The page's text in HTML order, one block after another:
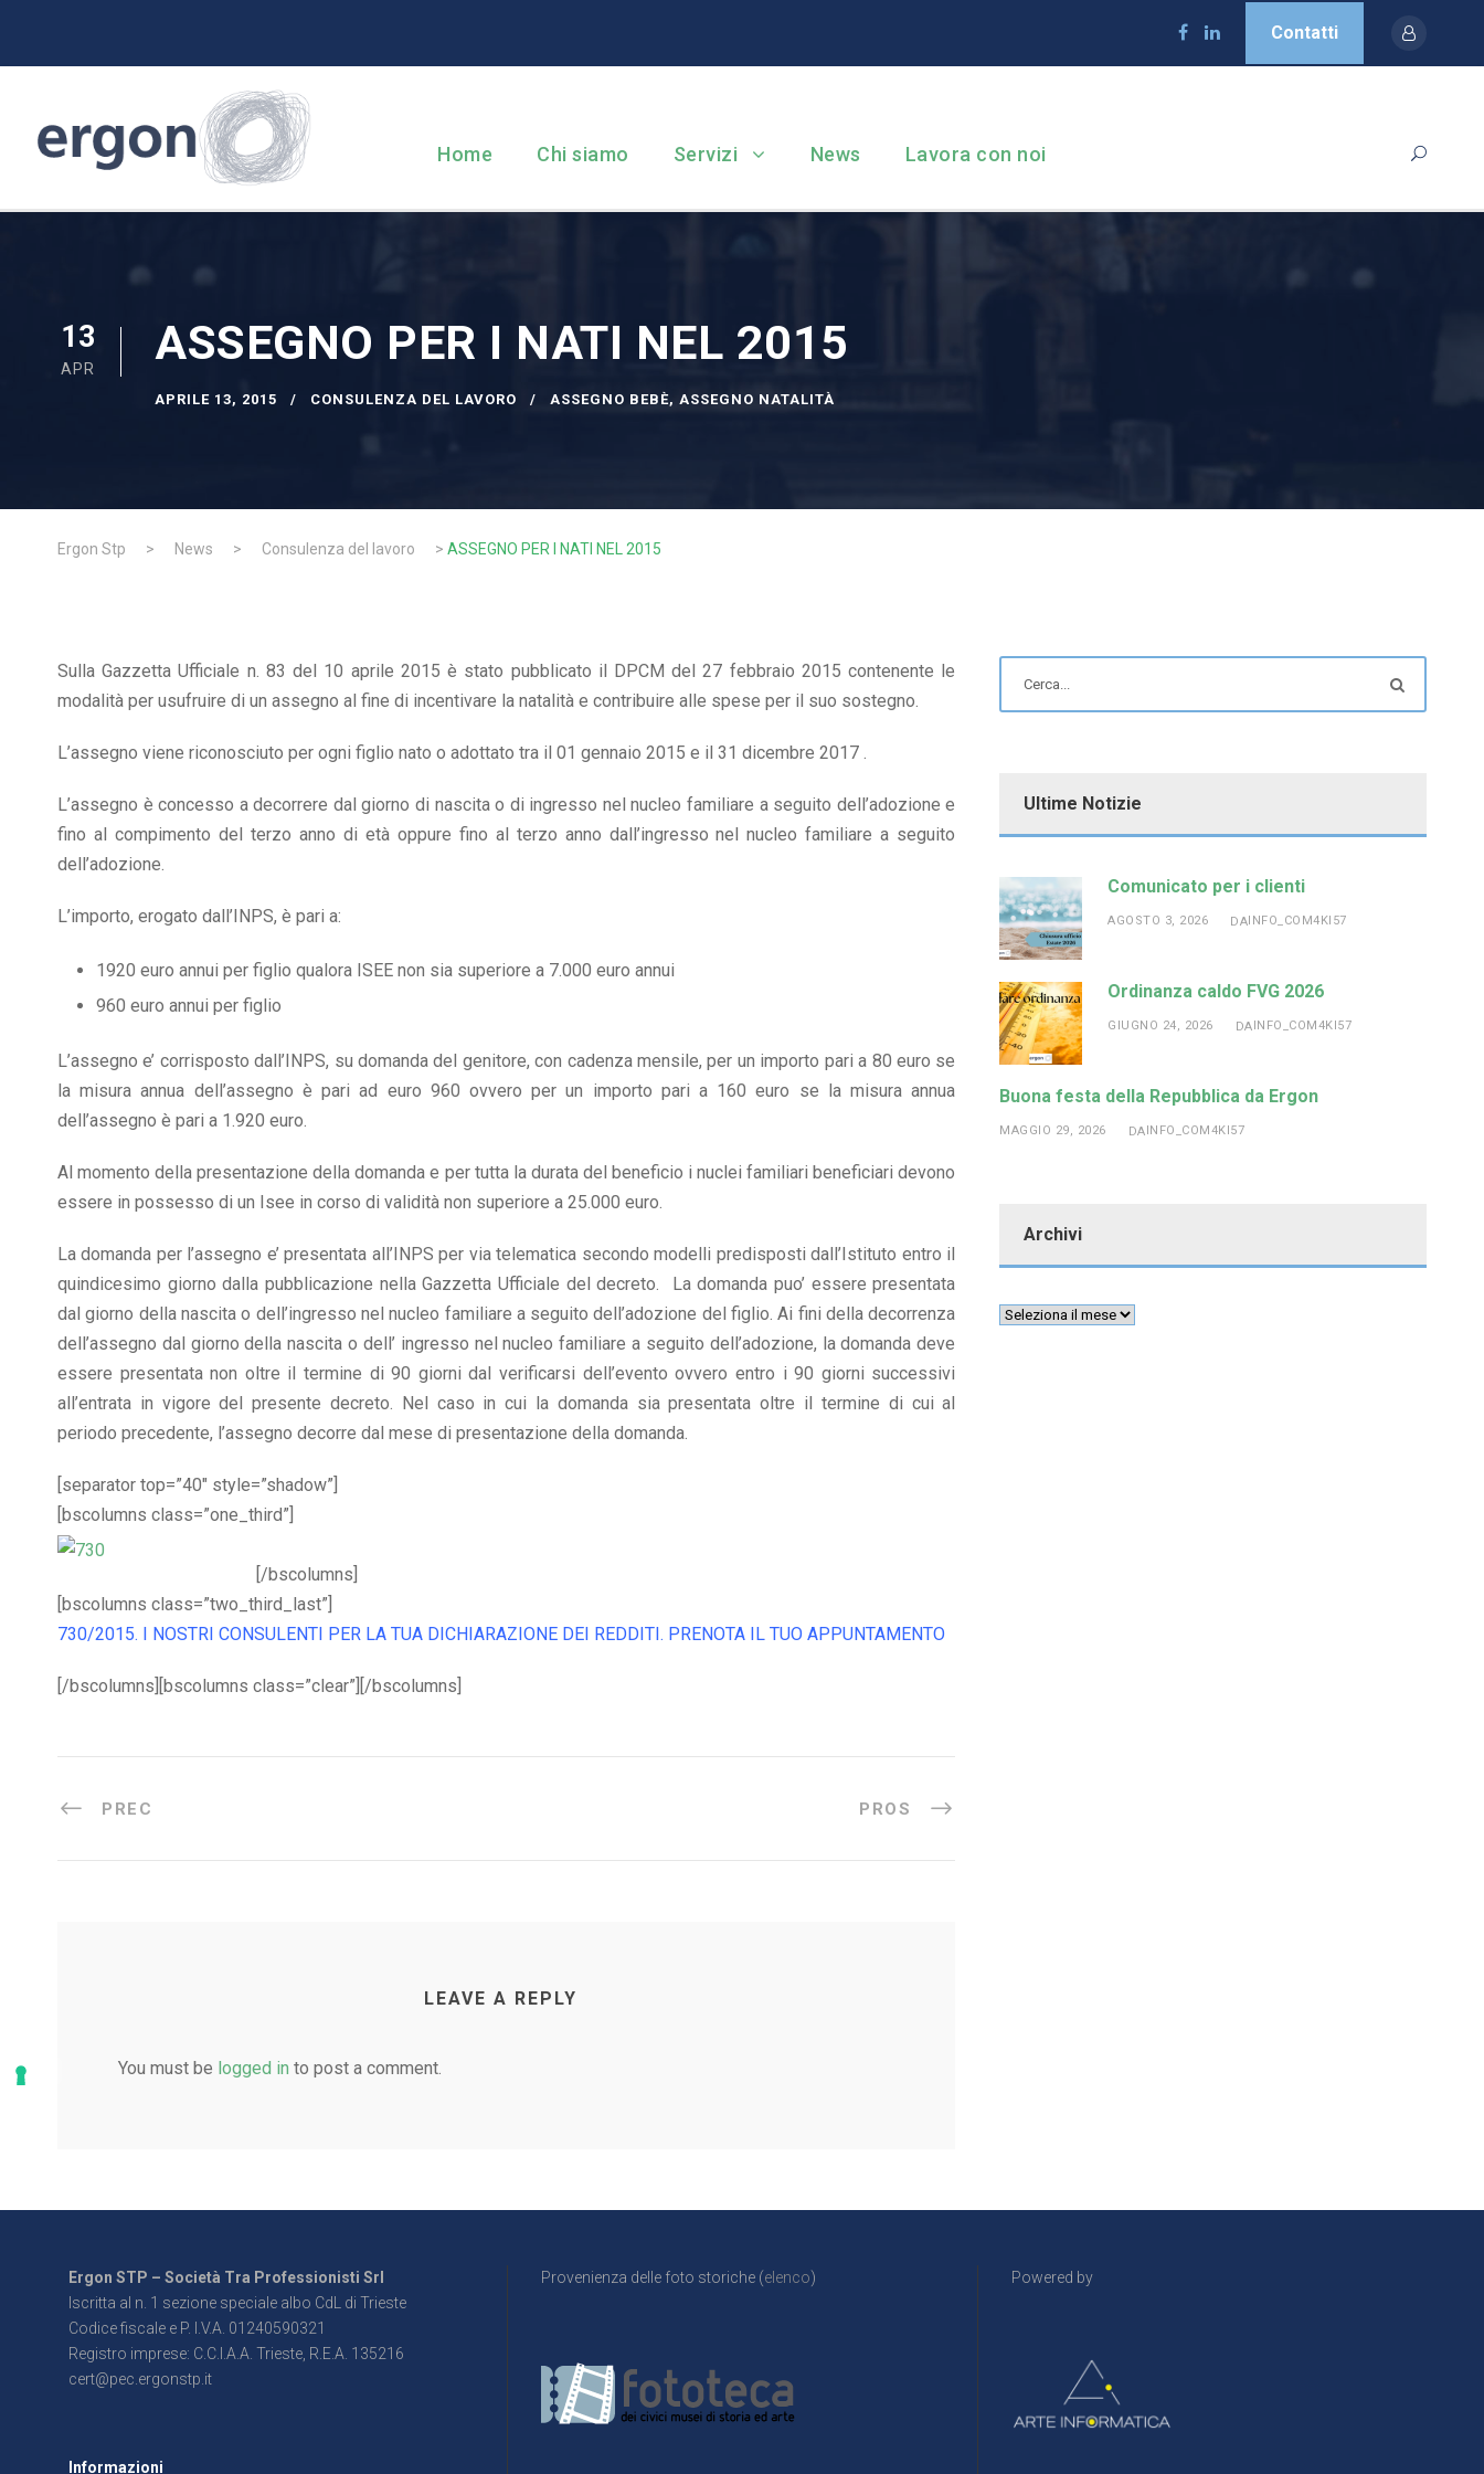
Contatti
Home Chi siamo Servizi News Lavora con noi
13
APR ASSEGNO PER I NATI NEL 2015
APRILE 13, 2015 CONSULENZA DEL LAVORO ASSEGNO BEBÈ, ASSEGNO NATALITÀ
Ergon Stp > News > Consulenza del lavoro > ASSEGNO PER I NATI NEL 2015
Sulla Gazzetta Ufficiale n. 83 del 10 aprile 2015 è stato pubblicato il DPCM del 27 febbraio 2015 contenente le
modalità per usufruire di un assegno al fine di incentivare la natalità e contribuire alle spese per il suo sostegno.
L’assegno viene riconosciuto per ogni figlio nato o adottato tra il 01 gennaio 2015 e il 31 dicembre 2017 .
L’assegno è concesso a decorrere dal giorno di nascita o di ingresso nel nucleo familiare a seguito dell’adozione e
fino al compimento del terzo anno di età oppure fino al terzo anno dall’ingresso nel nucleo familiare a seguito
dell’adozione.
L’importo, erogato dall’INPS, è pari a:
1920 euro annui per figlio qualora ISEE non sia superiore a 7.000 euro annui
960 euro annui per figlio
L’assegno e’ corrisposto dall’INPS, su domanda del genitore, con cadenza mensile, per un importo pari a 80 euro se
la misura annua dell’assegno è pari ad euro 960 ovvero per un importo pari a 160 euro se la misura annua
dell’assegno è pari a 1.920 euro.
Al momento della presentazione della domanda e per tutta la durata del beneficio i nuclei familiari beneficiari devono
essere in possesso di un Isee in corso di validità non superiore a 25.000 euro.
La domanda per l’assegno e’ presentata all’INPS per via telematica secondo modelli predisposti dall’Istituto entro il
quindicesimo giorno dalla pubblicazione nella Gazzetta Ufficiale del decreto. La domanda puo’ essere presentata
dal giorno della nascita o dell’ingresso nel nucleo familiare a seguito dell’adozione del figlio. Ai fini della decorrenza
dell’assegno dal giorno della nascita o dell’ ingresso nel nucleo familiare a seguito dell’adozione, la domanda deve
essere presentata non oltre il termine di 90 giorni dal verificarsi dell’evento ovvero entro i 90 giorni successivi
all’entrata in vigore del presente decreto. Nel caso in cui la domanda sia presentata oltre il termine di cui al
periodo precedente, l’assegno decorre dal mese di presentazione della domanda.
[separator top=”40″ style=”shadow”]
[bscolumns class=”one_third”]
[/bscolumns]
[bscolumns class=”two_third_last”]
730/2015. I NOSTRI CONSULENTI PER LA TUA DICHIARAZIONE DEI REDDITI. PRENOTA IL TUO APPUNTAMENTO
[/bscolumns][bscolumns class=”clear”][/bscolumns]
PREC PROS
LEAVE A REPLY
You must be logged in to post a comment.
Ultime Notizie
Comunicato per i clienti
AGOSTO 3, 2026 DAINFO_COM4KI57
Ordinanza caldo FVG 2026
GIUGNO 24, 2026 DAINFO_COM4KI57
Buona festa della Repubblica da Ergon
MAGGIO 29, 2026 DAINFO_COM4KI57
Archivi
Ergon STP – Società Tra Professionisti Srl
Iscritta al n. 1 sezione speciale albo CdL di Trieste
Codice fiscale e P. I.V.A. 01240590321
Registro imprese: C.C.I.A.A. Trieste, R.E.A. 135216
cert@pec.ergonstp.it
Informazioni
Provenienza delle foto storiche (elenco) Powered by